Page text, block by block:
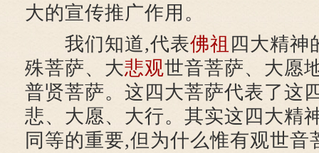
大的宣传推广作用。
我们知道,代表佛祖 四大精神
殊菩萨、大悲观世音菩萨、大愿
普贤菩萨。这四大菩萨代表了这
悲、大愿、大行。其实这四大精
同等的重要,但为什么惟有观世音